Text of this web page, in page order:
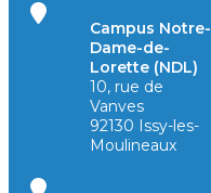
Campus Notre-
Dame-de-
Lorette (NDL)
10, rue de
Vanves
92130 Issy-les-
Moulineaux